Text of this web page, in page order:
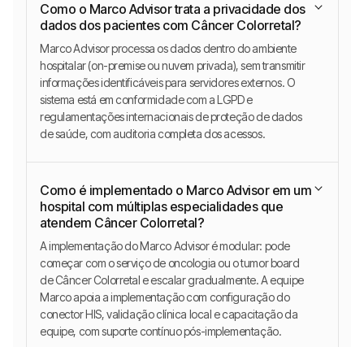
Como o Marco Advisor trata a privacidade dos
dados dos pacientes com Câncer Colorretal?
Marco Advisor processa os dados dentro do ambiente
hospitalar (on-premise ou nuvem privada), sem transmitir
informações identificáveis para servidores externos. O
sistema está em conformidade com a LGPD e
regulamentações internacionais de proteção de dados
de saúde, com auditoria completa dos acessos.
Como é implementado o Marco Advisor em um
hospital com múltiplas especialidades que
atendem Câncer Colorretal?
A implementação do Marco Advisor é modular: pode
começar com o serviço de oncologia ou o tumor board
de Câncer Colorretal e escalar gradualmente. A equipe
Marco apoia a implementação com configuração do
conector HIS, validação clínica local e capacitação da
equipe, com suporte contínuo pós-implementação.